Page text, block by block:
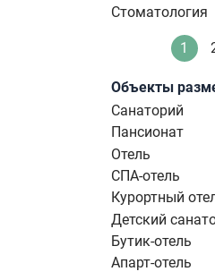
Стоматология
Нумерация
страниц
1
Объекты
Санаторий
Пансионат
Отель
СПА-отель
Курортный
Детский
Бутик-отель
Апарт-отель